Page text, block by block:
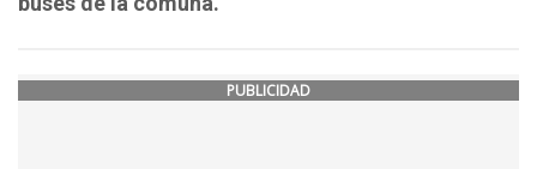
PUBLICIDAD